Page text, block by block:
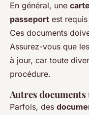
En général, une
passeport est
Ces documents
Assurez-vous que
à jour, car toute
procédure.
Autres
Parfois, des